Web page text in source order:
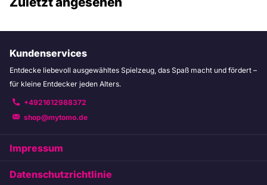
Kundenservices
Entdecke liebevoll ausgewähltes Spielzeug, das Spaß macht und fördert –
für kleine Entdecker jeden Alters.
+4921612988372
shop@mytomo.de
Impressum
Datenschutzrichtlinie